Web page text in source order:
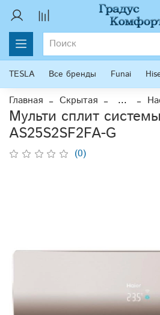
TESLA Все бренды Funai
Главная Скрытая ...
Мульти сплит
AS25S2SF2FA-G
(0)